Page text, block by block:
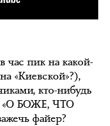
час пик на какой-
«Киевской»?),
кто-нибудь
«О БОЖЕ, ЧТО
файер?